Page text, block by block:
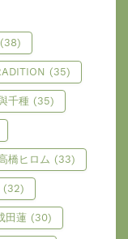
(38)
(35)
千種 (35)
橋ヒロム (33)
(32)
田蓮 (30)